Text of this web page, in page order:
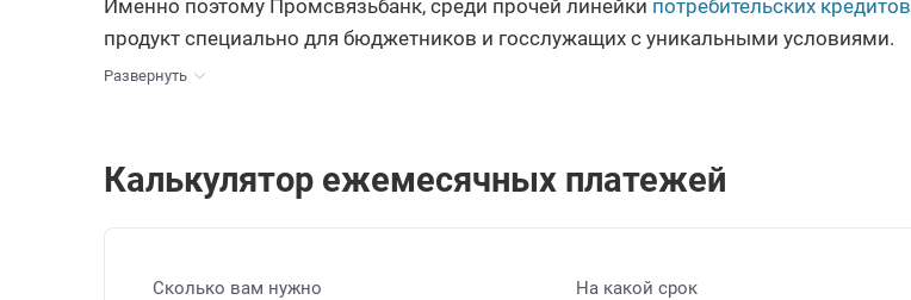
Именно поэтому Промсвязьбанк, среди прочей линейки потребительских кредитов
продукт специально для бюджетников и госслужащих с уникальными условиями.
Развернуть
Калькулятор ежемесячных платежей
Сколько вам нужно На какой срок